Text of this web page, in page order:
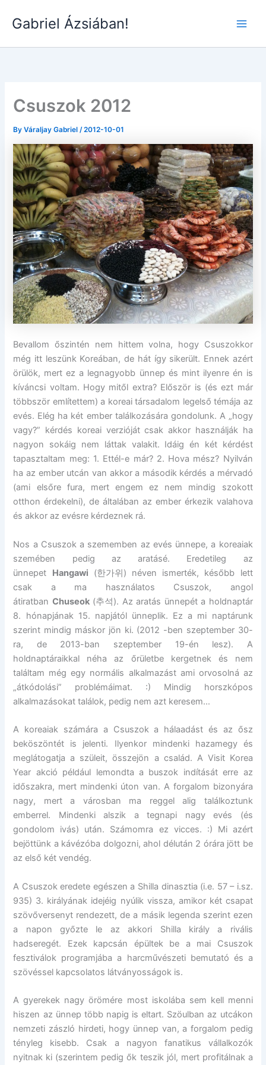
Gabriel Ázsiában!
Csuszok 2012
ByVáraljay Gabriel/2012-10-01
Bevallom őszintén nem hittem volna, hogy Csuszokkor
még itt leszünk Koreában, de hát így sikerült. Ennek azért
örülök, mert ez a legnagyobb ünnep és mint ilyenre én is
kíváncsi voltam. Hogy mitől extra? Először is (és ezt már
többször említettem) a koreai társadalom legelső témája az
evés. Elég ha két ember találkozására gondolunk. A „hogy
vagy?” kérdés koreai verzióját csak akkor használják ha
nagyon sokáig nem láttak valakit. Idáig én két kérdést
tapasztaltam meg: 1. Ettél-e már? 2. Hova mész? Nyilván
ha az ember utcán van akkor a második kérdés a mérvadó
(ami elsőre fura, mert engem ez nem mindig szokott
otthon érdekelni), de általában az ember érkezik valahova
és akkor az evésre kérdeznek rá.
Nos a Csuszok a szememben az evés ünnepe, a koreaiak
szemében pedig az aratásé. Eredetileg az
ünnepet Hangawi (한가위) néven ismerték, később lett
csak a ma használatos Csuszok, angol
átiratban Chuseok(추석). Az aratás ünnepét a holdnaptár
8. hónapjának 15. napjától ünneplik. Ez a mi naptárunk
szerint mindig máskor jön ki. (2012 -ben szeptember 30-
ra, de 2013-ban szeptember 19-én lesz). A
holdnaptáraikkal néha az őrületbe kergetnek és nem
találtam még egy normális alkalmazást ami orvosolná az
„átkódolási” problémáimat. :) Mindig horszkópos
alkalmazásokat találok, pedig nem azt keresem…
A koreaiak számára a Csuszok a hálaadást és az ősz
beköszöntét is jelenti. Ilyenkor mindenki hazamegy és
meglátogatja a szüleit, összejön a család. A Visit Korea
Year akció például lemondta a buszok indítását erre az
időszakra, mert mindenki úton van. A forgalom bizonyára
nagy, mert a városban ma reggel alig találkoztunk
emberrel. Mindenki alszik a tegnapi nagy evés (és
gondolom ivás) után. Számomra ez vicces. :) Mi azért
bejöttünk a kávézóba dolgozni, ahol délután 2 órára jött be
az első két vendég.
A Csuszok eredete egészen a Shilla dinasztia (i.e. 57 – i.sz.
935) 3. királyának idejéig nyúlik vissza, amikor két csapat
szövőversenyt rendezett, de a másik legenda szerint ezen
a napon győzte le az akkori Shilla király a rivális
hadseregét. Ezek kapcsán épültek be a mai Csuszok
fesztiválok programjába a harcművészeti bemutató és a
szövéssel kapcsolatos látványosságok is.
A gyerekek nagy örömére most iskolába sem kell menni
hiszen az ünnep több napig is eltart. Szöulban az utcákon
nemzeti zászló hirdeti, hogy ünnep van, a forgalom pedig
tényleg kisebb. Csak a nagyon fanatikus vállalkozók
nyitnak ki (szerintem pedig ők teszik jól, mert profitálnak a